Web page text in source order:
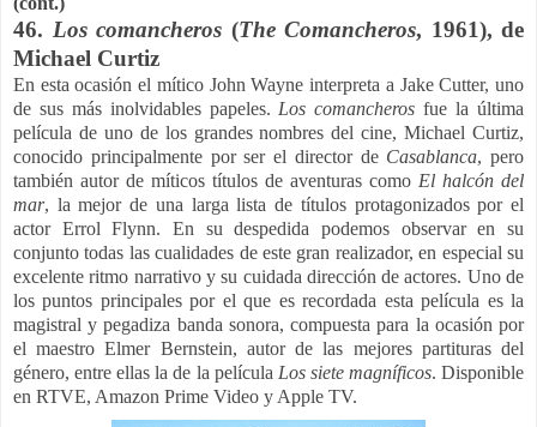
46. Los comancheros (The Comancheros, 1961), de
Michael Curtiz
En esta ocasión el mítico John Wayne interpreta a Jake Cutter, uno
de sus más inolvidables papeles. Los comancherosfue la última
película de uno de los grandes nombres del cine, Michael Curtiz,
conocido principalmente por ser el director de Casablanca, pero
también autor de míticos títulos de aventuras como El halcón del
mar, la mejor de una larga lista de títulos protagonizados por el
actor Errol Flynn. En su despedida podemos observar en su
conjunto todas las cualidades de este gran realizador, en especial su
excelente ritmo narrativo y su cuidada dirección de actores. Uno de
los puntos principales por el que es recordada esta película es la
magistral y pegadiza banda sonora, compuesta para la ocasión por
el maestro Elmer Bernstein, autor de las mejores partituras del
género, entre ellas la de la película Los siete magníficos. Disponible
en RTVE, Amazon Prime Video y Apple TV.